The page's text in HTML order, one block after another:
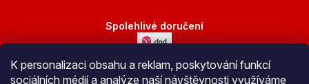
K personalizaci obsahu a reklam, poskytování funkcí
sociálních médií a analýze naší návštěvnosti využíváme
Spolehlivé doručení
Bezpečná platba